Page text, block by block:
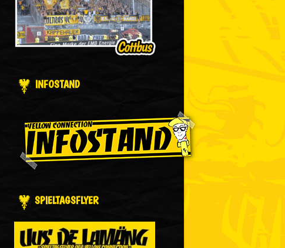
INFOSTAND
SPIELTAGSFLYER